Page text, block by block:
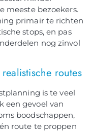
meeste bezoekers.
primair te richten
stops, en pas
nog zinvol
routes
is te veel
een gevoel van
boodschappen,
route te proppen